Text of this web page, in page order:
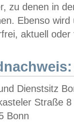
zu denen in
Ebenso
aktuell oder
Dienstsitz
Straße 8
Bonn